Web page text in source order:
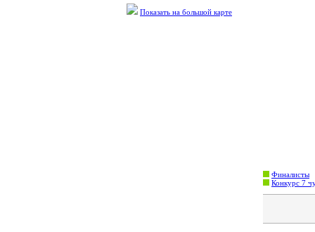
Показать на большой карте
Финалисты
Конкурс 7